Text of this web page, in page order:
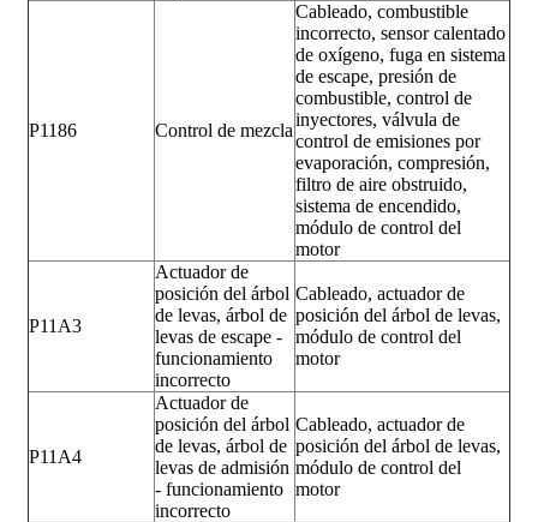
P1186 Control de mezcla
Cableado, combustible
incorrecto, sensor calentado
de oxígeno, fuga en sistema
de escape, presión de
combustible, control de
inyectores, válvula de
control de emisiones por
evaporación, compresión,
filtro de aire obstruido,
sistema de encendido,
módulo de control del
motor
P11A3
Actuador de
posición del árbol
de levas, árbol de
levas de escape -
funcionamiento
incorrecto
Cableado, actuador de
posición del árbol de levas,
módulo de control del
motor
P11A4
Actuador de
posición del árbol
de levas, árbol de
levas de admisión
- funcionamiento
incorrecto
Cableado, actuador de
posición del árbol de levas,
módulo de control del
motor